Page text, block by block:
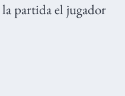
la partida el jugador